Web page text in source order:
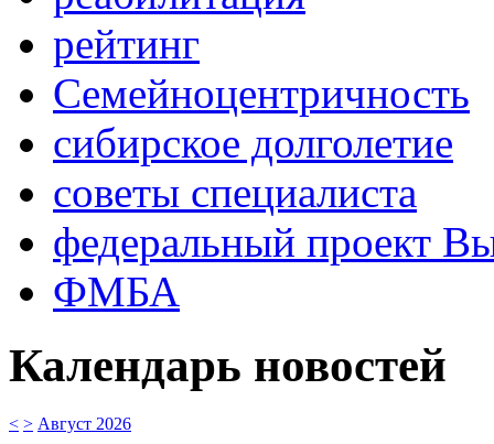
рейтинг
Семейноцентричность
сибирское долголетие
советы специалиста
федеральный проект
ФМБА
Календарь новостей
< > Август 2026